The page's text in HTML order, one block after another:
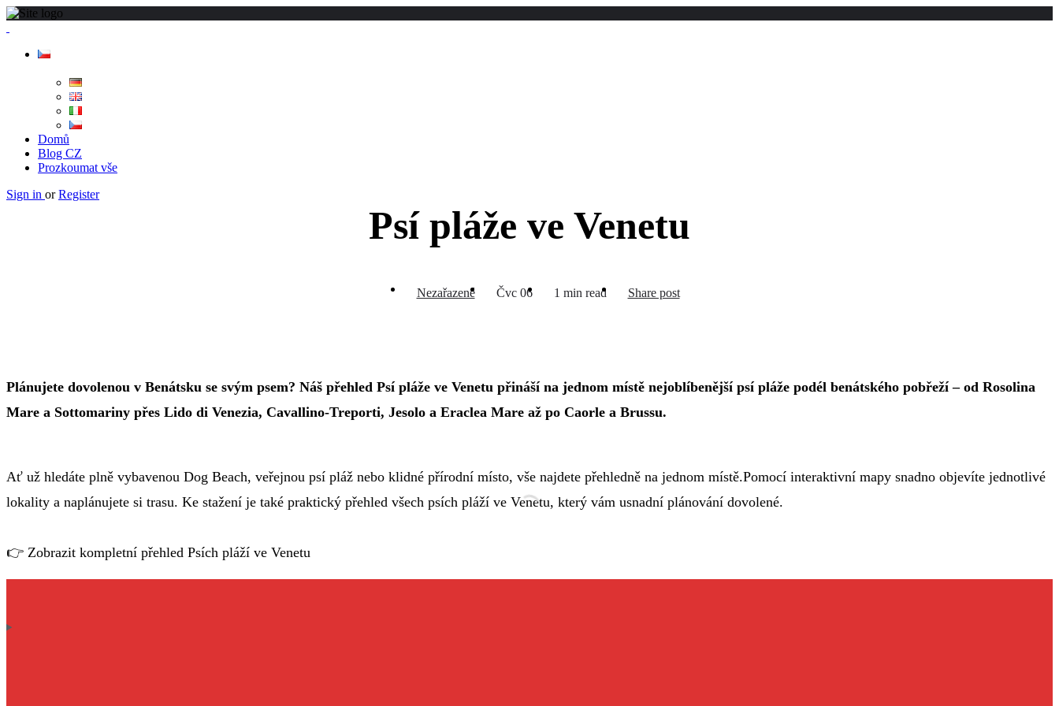
Domů
Blog CZ
Prozkoumat vše
Sign in or Register
Psí pláže ve Venetu
Nezařazené Čvc 06 1 min read Share post
Plánujete dovolenou v Benátsku se svým psem? Náš přehled Psí pláže ve Venetu přináší na jednom místě nejoblíbenější psí pláže podél benátského pobřeží – od Rosolina
Mare a Sottomariny přes Lido di Venezia, Cavallino-Treporti, Jesolo a Eraclea Mare až po Caorle a Brussu.
Ať už hledáte plně vybavenou Dog Beach, veřejnou psí pláž nebo klidné přírodní místo, vše najdete přehledně na jednom místě.Pomocí interaktivní mapy snadno objevíte jednotlivé
lokality a naplánujete si trasu. Ke stažení je také praktický přehled všech psích pláží ve Venetu, který vám usnadní plánování dovolené.
👉 Zobrazit kompletní přehled Psích pláží ve Venetu